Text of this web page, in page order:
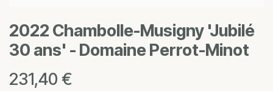
2022 Chambolle-Musigny 'Jubilé
30 ans' - Domaine Perrot-Minot
231,40 €